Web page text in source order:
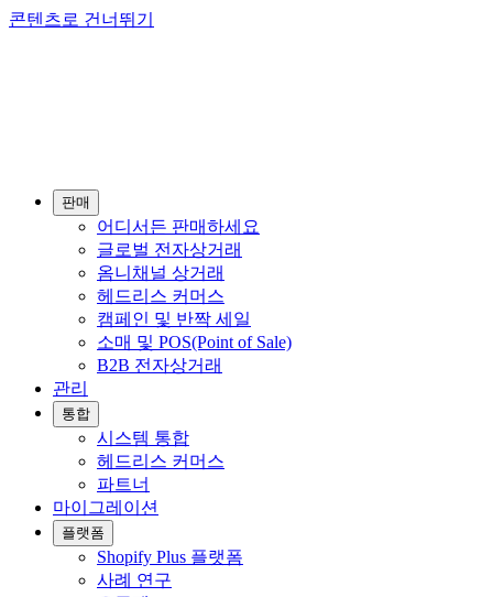
콘텐츠로 건너뛰기
판매
어디서든 판매하세요
글로벌 전자상거래
옴니채널 상거래
헤드리스 커머스
캠페인 및 반짝 세일
소매 및 POS(Point of Sale)
B2B 전자상거래
관리
통합
시스템 통합
헤드리스 커머스
파트너
마이그레이션
플랫폼
Shopify Plus 플랫폼
사례 연구